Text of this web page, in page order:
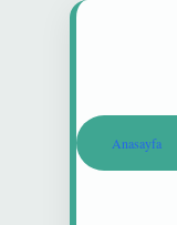
Anasayfa